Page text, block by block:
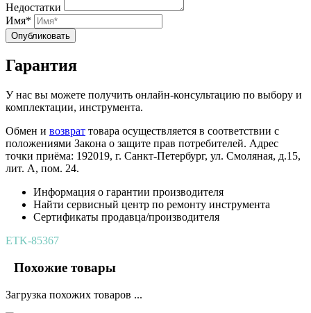
Недостатки
Имя*
Опубликовать
Гарантия
У нас вы можете получить онлайн-консультацию по выбору и
комплектации, инструмента.
Обмен и возврат товара осуществляется в соответствии с
положениями Закона о защите прав потребителей. Адрес
точки приёма: 192019, г. Санкт-Петербург, ул. Смоляная, д.15,
лит. А, пом. 24.
Информация о гарантии производителя
Найти сервисный центр по ремонту инструмента
Сертификаты продавца/производителя
ETK-85367
Похожие товары
Загрузка похожих товаров ...